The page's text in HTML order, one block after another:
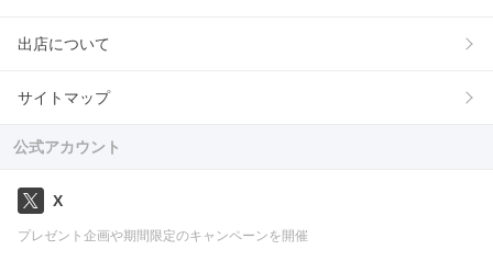
出店について
サイトマップ
公式アカウント
X
プレゼント企画や期間限定のキャンペーンを開催